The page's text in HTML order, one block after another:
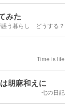
みた
う暮らし どうする？
Time is life
胡麻和えに
七の日記